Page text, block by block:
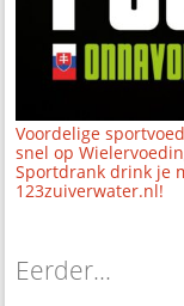
Voordelige
snel op
Sportdrank drink je
123zuiverwater.nl!
Eerder...